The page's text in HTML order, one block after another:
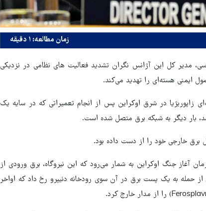
زمان مطالعه: ۱ دقیقه
مدیر کل این آژانس نگران تشدید فعالیت های نظامی در نزدیکی
ایمنی هسته‌ای را تهدید می‌کند.
زاپوریژیا در شرق اوکراین پس از انجام تعمیراتی که در سایه یک
بار دیگر به شبکه برق متصل شده است.
برق خارجی خود را از دست داده بود.
آغاز جنگ اوکراین به شمار می‌رود که این نیروگاه، برق ورودی از
به یک پست برق در آن سوی رودخانه دنیپرو رخ داد که اواخر